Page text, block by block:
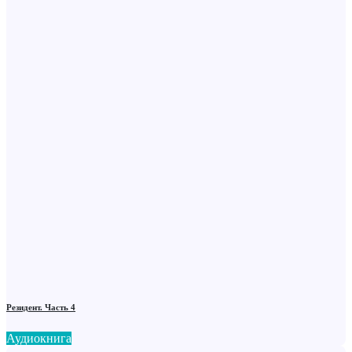
Резидент. Часть 4
Аудиокнига